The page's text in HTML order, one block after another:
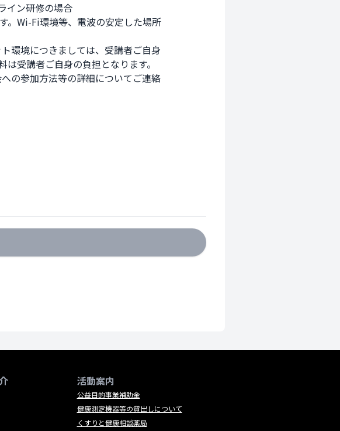
イン研修の場合
Wi-Fi環境等、電波の安定した場所
境につきましては、受講者ご自身
講者ご自身の負担となります。
の参加方法等の詳細についてご連絡
活動案内
公益目的事業補助金
健康測定機器等の貸出しについて
くすりと健康相談薬局